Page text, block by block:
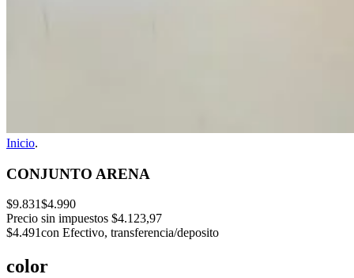
Inicio.
CONJUNTO ARENA
$9.831$4.990
Precio sin impuestos $4.123,97
$4.491con Efectivo, transferencia/deposito
color